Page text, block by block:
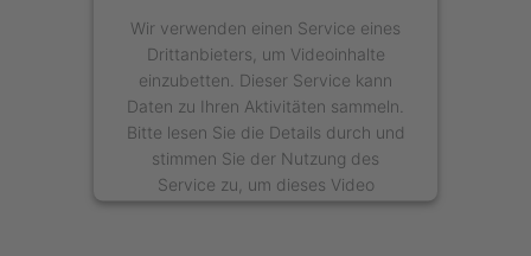
Wir verwenden einen Service eines
Drittanbieters, um Videoinhalte
einzubetten. Dieser Service kann
Daten zu Ihren Aktivitäten sammeln.
Bitte lesen Sie die Details durch und
stimmen Sie der Nutzung des
Service zu, um dieses Video
anzusehen.